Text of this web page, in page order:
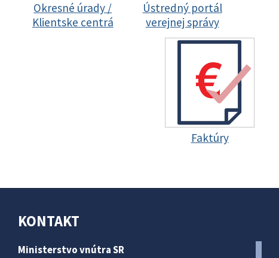
Okresné úrady /
Klientske centrá
Ústredný portál
verejnej správy
Faktúry
KONTAKT
Ministerstvo vnútra SR